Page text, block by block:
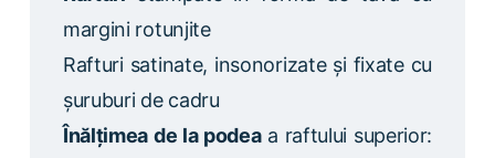
margini rotunjite
Rafturi satinate, insonorizate și fixate cu
șuruburi de cadru
Înălțimea de la podeaa raftului superior: